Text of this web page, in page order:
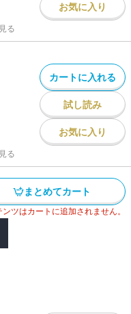
お気に入り
る
カートに入れる
試し読み
お気に入り
る
まとめてカート
ツはカートに追加されません。